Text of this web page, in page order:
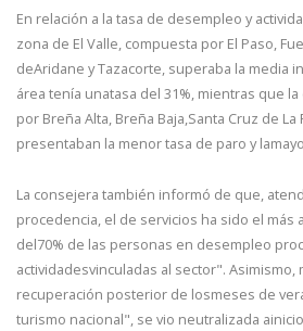
En relación a la tasa de desempleo y
zona de El Valle, compuesta por El Paso,
deAridane y Tazacorte, superaba la media
área tenía unatasa del 31%, mientras que
por Breña Alta, Breña Baja,Santa Cruz de La
presentaban la menor tasa de paro y
La consejera también informó de que,
procedencia, el de servicios ha sido el más
del70% de las personas en desempleo
actividadesvinculadas al sector". Asimismo,
recuperación posterior de losmeses de
turismo nacional", se vio neutralizada